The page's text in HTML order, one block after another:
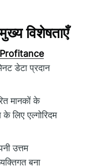
विशेषताएँ
डेटा प्रदान
मानकों के
लिए एल्गोरिदम
उत्तम
बना